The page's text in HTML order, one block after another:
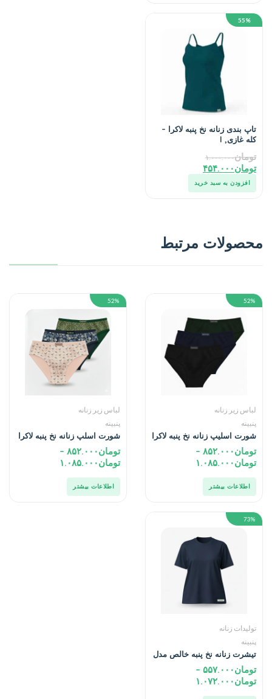
55%
تاپ بندی زنانه نخ پنبه لاکرا –
کله غازی, l
تومان۱.۰۰۰.۰۰۰
تومان۴۵۴.۰۰۰
افزودن به سبد خرید
محصولات مرتبط
52%
لباس زیر زنانه
پنبینه
شورت اسلیپ زنانه نخ پنبه لاکرا
تومان۸۵۲.۰۰۰ –
تومان۱.۰۸۵.۰۰۰
اطلاعات بیشتر
52%
لباس زیر زنانه
پنبینه
شورت اسلپ زنانه نخ پنبه لاکرا
تومان۸۵۲.۰۰۰ –
تومان۱.۰۸۵.۰۰۰
اطلاعات بیشتر
73%
تولیدات زنانه
پنبینه
تیشرت زنانه نخ پنبه خالص مدل
اکونومی
تومان۵۵۷.۰۰۰ –
تومان۱.۰۷۲.۰۰۰